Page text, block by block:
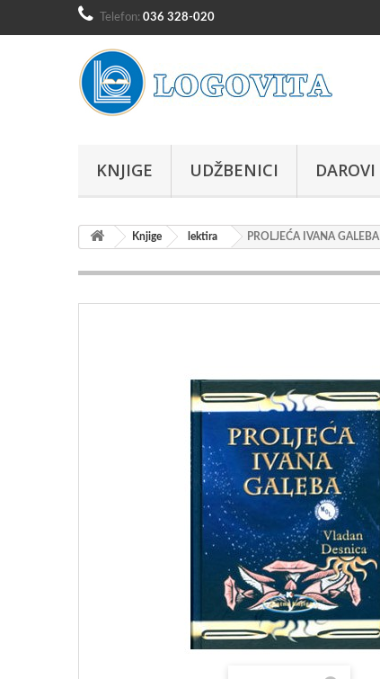
Telefon: 036 328-020
KNJIGE UDŽBENICI DAROVI
Knjige lektira PROLJEĆA IVANA GALEBA